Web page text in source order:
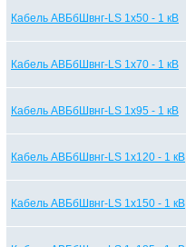
Кабель АВБбШвнг-LS 1х50 - 1 кВ
Кабель АВБбШвнг-LS 1х70 - 1 кВ
Кабель АВБбШвнг-LS 1х95 - 1 кВ
Кабель АВБбШвнг-LS 1х120 - 1 кВ
Кабель АВБбШвнг-LS 1х150 - 1 кВ